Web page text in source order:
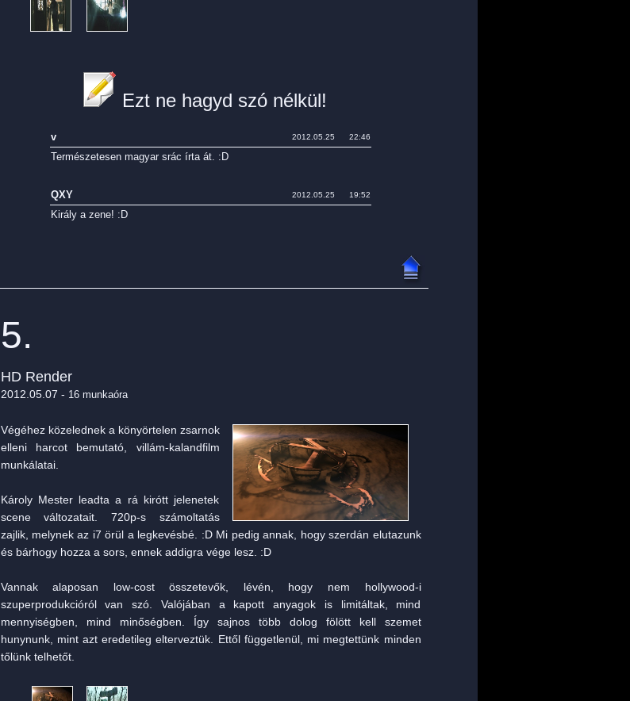
Ezt ne hagyd szó nélkül!
v 2012.05.25 22:46
Természetesen magyar srác írta át. :D
QXY 2012.05.25 19:52
Király a zene! :D
5.
HD Render
2012.05.07 - 16 munkaóra
Végéhez közelednek a könyörtelen zsarnok
elleni harcot bemutató, villám-kalandfilm
munkálatai.
Károly Mester leadta a rá kirótt jelenetek
scene változatait. 720p-s számoltatás
zajlik, melynek az i7 örül a legkevésbé. :D Mi pedig annak, hogy szerdán elutazunk
és bárhogy hozza a sors, ennek addigra vége lesz. :D
Vannak alaposan low-cost összetevők, lévén, hogy nem hollywood-i
szuperprodukcióról van szó. Valójában a kapott anyagok is limitáltak, mind
mennyiségben, mind minőségben. Így sajnos több dolog fölött kell szemet
hunynunk, mint azt eredetileg elterveztük. Ettől függetlenül, mi megtettünk minden
tőlünk telhetőt.